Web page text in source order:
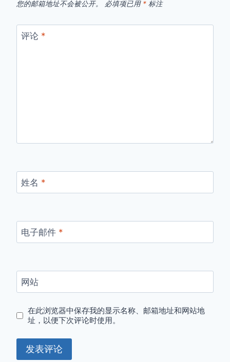
您的邮箱地址不会被公开。 必填项已用 * 标注
评论 *
姓名 *
电子邮件 *
网站
在此浏览器中保存我的显示名称、邮箱地址和网站地
址，以便下次评论时使用。